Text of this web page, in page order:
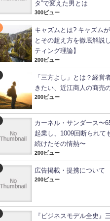
タ”で変えた男とは
300ビュー
キャズムとは? キャズム
とその超え方を徹底解説
ティング理論】
200ビュー
「三方よし」とは？経営
きたい、近江商人の商売
200ビュー
カーネル・サンダース〜
起業し、1009回断られて
続けたその情熱〜
200ビュー
広告掲載・提携について
200ビュー
『ビジネスモデル全史』